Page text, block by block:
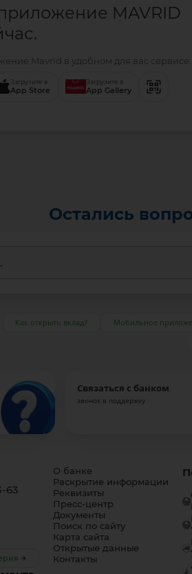
MAVRID
Mavrid в удобном для вас сервисе:
Загрузите в
App Store
Загрузите в
App Gallery
Остались
Как открыть вклад? Мобильное
Связаться с банком
звонок в поддержку
63
О банке
Раскрытие информации
Реквизиты
Пресс-центр
Документы
Поиск по сайту
Карта сайта
Открытые данные
Контакты